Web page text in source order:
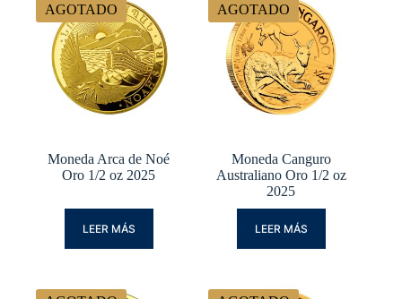
AGOTADO
Moneda Arca de Noé
Oro 1/2 oz 2025
LEER MÁS
AGOTADO
Moneda Canguro
Australiano Oro 1/2 oz
2025
LEER MÁS